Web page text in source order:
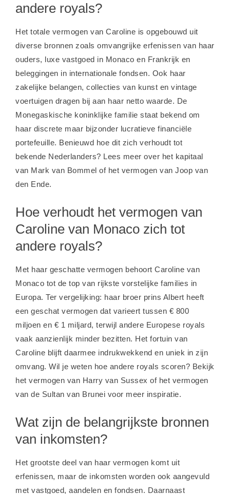
andere royals?
Het totale vermogen van Caroline is opgebouwd uit
diverse bronnen zoals omvangrijke erfenissen van haar
ouders, luxe vastgoed in Monaco en Frankrijk en
beleggingen in internationale fondsen. Ook haar
zakelijke belangen, collecties van kunst en vintage
voertuigen dragen bij aan haar netto waarde. De
Monegaskische koninklijke familie staat bekend om
haar discrete maar bijzonder lucratieve financiële
portefeuille. Benieuwd hoe dit zich verhoudt tot
bekende Nederlanders? Lees meer over het kapitaal
van Mark van Bommel of het vermogen van Joop van
den Ende.
Hoe verhoudt het vermogen van
Caroline van Monaco zich tot
andere royals?
Met haar geschatte vermogen behoort Caroline van
Monaco tot de top van rijkste vorstelijke families in
Europa. Ter vergelijking: haar broer prins Albert heeft
een geschat vermogen dat varieert tussen € 800
miljoen en € 1 miljard, terwijl andere Europese royals
vaak aanzienlijk minder bezitten. Het fortuin van
Caroline blijft daarmee indrukwekkend en uniek in zijn
omvang. Wil je weten hoe andere royals scoren? Bekijk
het vermogen van Harry van Sussex of het vermogen
van de Sultan van Brunei voor meer inspiratie.
Wat zijn de belangrijkste bronnen
van inkomsten?
Het grootste deel van haar vermogen komt uit
erfenissen, maar de inkomsten worden ook aangevuld
met vastgoed, aandelen en fondsen. Daarnaast